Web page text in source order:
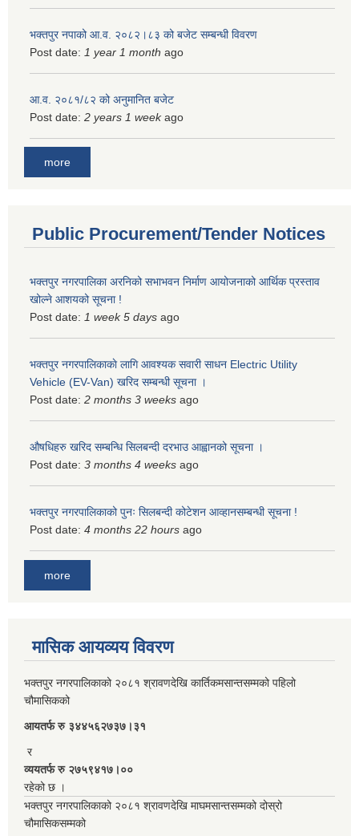
भक्तपुर नपाको आ.व. २०८२।८३ को बजेट सम्बन्धी विवरण
Post date: 1 year 1 month ago
आ.व. २०८१/८२ को अनुमानित बजेट
Post date: 2 years 1 weekago
more
Public Procurement/Tender Notices
भक्तपुर नगरपालिका अरनिको सभाभवन निर्माण आयोजनाको आर्थिक प्रस्ताव
खोल्ने आशयको सूचना !
Post date: 1 week 5 days ago
भक्तपुर नगरपालिकाकाे लागि आवश्यक सवारी साधन Electric Utility
Vehicle (EV-Van) खरिद सम्बन्धी सूचना ।
Post date: 2 months 3 weeks ago
औषधिहरु खरिद सम्बन्धि सिलबन्दी दरभाउ आह्वानको सूचना ।
Post date: 3 months 4 weeks ago
भक्तपुर नगरपालिकाको पुनः सिलबन्दी कोटेशन आव्हानसम्बन्धी सूचना !
Post date: 4 months 22 hours ago
more
मासिक आयव्यय विवरण
भक्तपुर नगरपालिकाको २०८१ श्रावणदेखि कार्तिकमसान्तसम्मको पहिलो
चौमासिकको
आयतर्फ रु‌ ३४४५६२७३७।३१
र
व्ययतर्फ रु २७५९४१७।००
रहेको छ ।
भक्तपुर नगरपालिकाको २०८१ श्रावणदेखि माघमसान्तसम्मको दोस्रो
चौमासिकसम्मको